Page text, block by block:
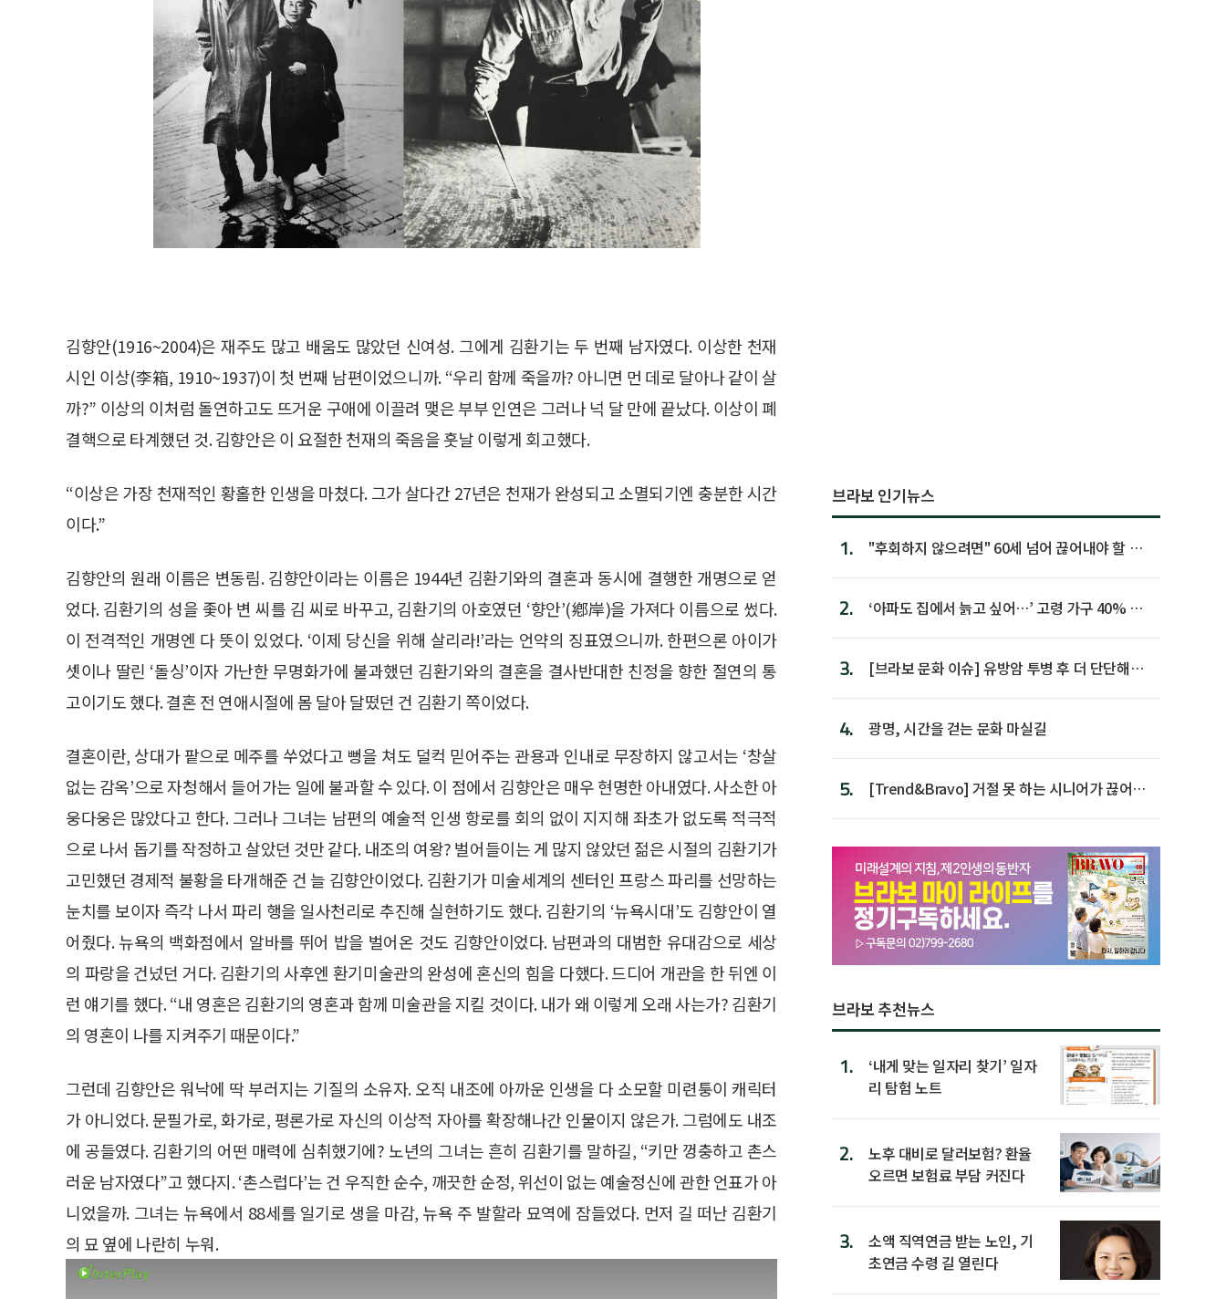
김향안(1916~2004)은 재주도 많고 배움도 많았던 신여성. 그에게 김환기는 두 번째 남자였다. 이상한 천재
시인 이상(李箱, 1910~1937)이 첫 번째 남편이었으니까. “우리 함께 죽을까? 아니면 먼 데로 달아나 같이 살
까?” 이상의 이처럼 돌연하고도 뜨거운 구애에 이끌려 맺은 부부 인연은 그러나 넉 달 만에 끝났다. 이상이 폐
결핵으로 타계했던 것. 김향안은 이 요절한 천재의 죽음을 훗날 이렇게 회고했다.
“이상은 가장 천재적인 황홀한 인생을 마쳤다. 그가 살다간 27년은 천재가 완성되고 소멸되기엔 충분한 시간
이다.”
김향안의 원래 이름은 변동림. 김향안이라는 이름은 1944년 김환기와의 결혼과 동시에 결행한 개명으로 얻
었다. 김환기의 성을 좇아 변 씨를 김 씨로 바꾸고, 김환기의 아호였던 ‘향안’(鄕岸)을 가져다 이름으로 썼다.
이 전격적인 개명엔 다 뜻이 있었다. ‘이제 당신을 위해 살리라!’라는 언약의 징표였으니까. 한편으론 아이가
셋이나 딸린 ‘돌싱’이자 가난한 무명화가에 불과했던 김환기와의 결혼을 결사반대한 친정을 향한 절연의 통
고이기도 했다. 결혼 전 연애시절에 몸 달아 달떴던 건 김환기 쪽이었다.
결혼이란, 상대가 팥으로 메주를 쑤었다고 뻥을 쳐도 덜컥 믿어주는 관용과 인내로 무장하지 않고서는 ‘창살
없는 감옥’으로 자청해서 들어가는 일에 불과할 수 있다. 이 점에서 김향안은 매우 현명한 아내였다. 사소한 아
웅다웅은 많았다고 한다. 그러나 그녀는 남편의 예술적 인생 항로를 회의 없이 지지해 좌초가 없도록 적극적
으로 나서 돕기를 작정하고 살았던 것만 같다. 내조의 여왕? 벌어들이는 게 많지 않았던 젊은 시절의 김환기가
고민했던 경제적 불황을 타개해준 건 늘 김향안이었다. 김환기가 미술세계의 센터인 프랑스 파리를 선망하는
눈치를 보이자 즉각 나서 파리 행을 일사천리로 추진해 실현하기도 했다. 김환기의 ‘뉴욕시대’도 김향안이 열
어줬다. 뉴욕의 백화점에서 알바를 뛰어 밥을 벌어온 것도 김향안이었다. 남편과의 대범한 유대감으로 세상
의 파랑을 건넜던 거다. 김환기의 사후엔 환기미술관의 완성에 혼신의 힘을 다했다. 드디어 개관을 한 뒤엔 이
런 얘기를 했다. “내 영혼은 김환기의 영혼과 함께 미술관을 지킬 것이다. 내가 왜 이렇게 오래 사는가? 김환기
의 영혼이 나를 지켜주기 때문이다.”
그런데 김향안은 워낙에 딱 부러지는 기질의 소유자. 오직 내조에 아까운 인생을 다 소모할 미련퉁이 캐릭터
가 아니었다. 문필가로, 화가로, 평론가로 자신의 이상적 자아를 확장해나간 인물이지 않은가. 그럼에도 내조
에 공들였다. 김환기의 어떤 매력에 심취했기에? 노년의 그녀는 흔히 김환기를 말하길, “키만 껑충하고 촌스
러운 남자였다”고 했다지. ‘촌스럽다’는 건 우직한 순수, 깨끗한 순정, 위선이 없는 예술정신에 관한 언표가 아
니었을까. 그녀는 뉴욕에서 88세를 일기로 생을 마감, 뉴욕 주 발할라 묘역에 잠들었다. 먼저 길 떠난 김환기
의 묘 옆에 나란히 누워.
브라보 인기뉴스
1.
"후회하지 않으려면" 60세 넘어 끊어내야 할 사
2.
‘아파도 집에서 늙고 싶어…’ 고령 가구 40% 노
3.
[브라보 문화 이슈] 유방암 투병 후 더 단단해진
4. 광명, 시간을 걷는 문화 마실길
5.
[Trend&Bravo] 거절 못 하는 시니어가 끊어야
브라보 추천뉴스
1.
‘내게 맞는 일자리 찾기’ 일자
리 탐험 노트
2.
노후 대비로 달러보험? 환율
오르면 보험료 부담 커진다
3.
소액 직역연금 받는 노인, 기
초연금 수령 길 열린다